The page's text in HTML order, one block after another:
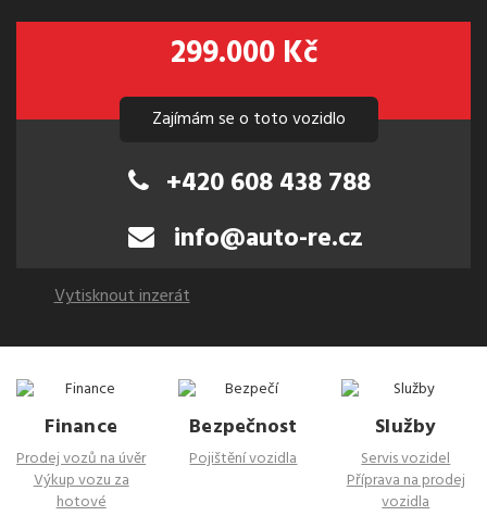
299.000 Kč
Zajímám se o toto vozidlo
+420 608 438 788
info@auto-re.cz
Vytisknout inzerát
Finance
Prodej vozů na úvěr
Výkup vozu za
hotové
Bezpečnost
Pojištění vozidla
Služby
Servis vozidel
Příprava na prodej
vozidla